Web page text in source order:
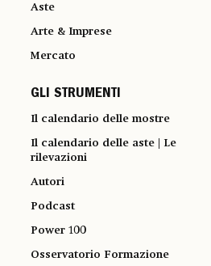
Aste
Arte & Imprese
Mercato
GLI STRUMENTI
Il calendario delle mostre
Il calendario delle aste | Le
rilevazioni
Autori
Podcast
Power 100
Osservatorio Formazione